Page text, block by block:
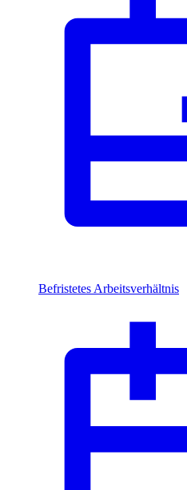
Befristetes Arbeitsverhältnis